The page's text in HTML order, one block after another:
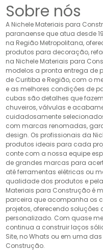
Sobre nós
A Nichele Materiais para
paranaense que atua desde
na Região Metropolitana,
produtos para decoração,
na Nichele Materiais para
modelos a pronta entrega de
de Curitiba e Região, com o
e as melhores condições de
cubas são detalhes que
chuveiros, válvulas e
cuidadosamente
com marcas renomadas,
design. Os profissionais da
produtos ideais para cada
conte com a nossa equipe
de grandes marcas para
até ferramentas elétricas ou
qualidade dos produtos e
Materiais para Construção é
parceira que acompanha os
projetos, oferecendo
personalizado. Com quase
continua a construir laços
Site, no Whats ou em uma
Construção.